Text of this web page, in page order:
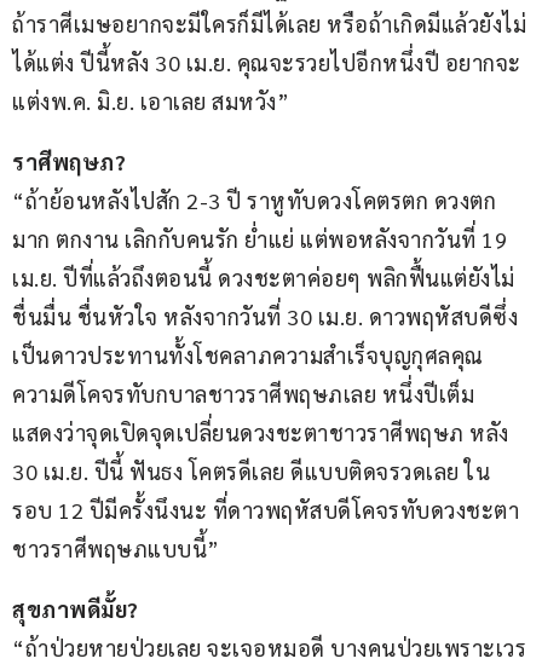
ถ้าราศีเมษอยากจะมีใครก็มีได้เลย หรือถ้าเกิดมีแล้วยังไม่
ได้แต่ง ปีนี้หลัง 30 เม.ย. คุณจะรวยไปอีกหนึ่งปี อยากจะ
แต่งพ.ค. มิ.ย. เอาเลย สมหวัง”
ราศีพฤษภ?
“ถ้าย้อนหลังไปสัก 2-3 ปี ราหูทับดวงโคตรตก ดวงตก
มาก ตกงาน เลิกกับคนรัก ย่ำแย่ แต่พอหลังจากวันที่ 19
เม.ย. ปีที่แล้วถึงตอนนี้ ดวงชะตาค่อยๆ พลิกฟื้นแต่ยังไม่
ชื่นมื่น ชื่นหัวใจ หลังจากวันที่ 30 เม.ย. ดาวพฤหัสบดีซึ่ง
เป็นดาวประทานทั้งโชคลาภความสำเร็จบุญกุศลคุณ
ความดีโคจรทับกบาลชาวราศีพฤษภเลย หนึ่งปีเต็ม
แสดงว่าจุดเปิดจุดเปลี่ยนดวงชะตาชาวราศีพฤษภ หลัง
30 เม.ย. ปีนี้ ฟันธง โคตรดีเลย ดีแบบติดจรวดเลย ใน
รอบ 12 ปีมีครั้งนึงนะ ที่ดาวพฤหัสบดีโคจรทับดวงชะตา
ชาวราศีพฤษภแบบนี้”
สุขภาพดีมั้ย?
“ถ้าป่วยหายป่วยเลย จะเจอหมอดี บางคนป่วยเพราะเวร